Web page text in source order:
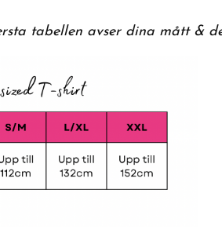
tabellen avser dina mått &